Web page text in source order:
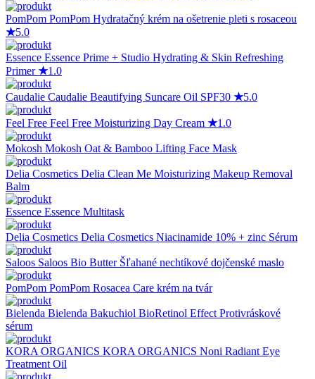
PomPom PomPom Hydratačný krém na ošetrenie pleti s rosaceou
★5.0
Essence Essence Prime + Studio Hydrating & Skin Refreshing
Primer★1.0
Caudalie Caudalie Beautifying Suncare Oil SPF30 ★5.0
Feel Free Feel Free Moisturizing Day Cream ★1.0
Mokosh Mokosh Oat & Bamboo Lifting Face Mask
Delia Cosmetics Delia Clean Me Moisturizing Makeup Removal
Balm
Essence Essence Multitask
Delia Cosmetics Delia Cosmetics Niacinamide 10% + zinc Sérum
Saloos Saloos Bio Butter Šľahané nechtíkové dojčenské maslo
PomPom PomPom Rosacea Care krém na tvár
Bielenda Bielenda Bakuchiol BioRetinol Effect Protivráskové
sérum
KORA ORGANICS KORA ORGANICS Noni Radiant Eye
Treatment Oil